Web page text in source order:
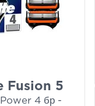
Fusion 5
4 бр -